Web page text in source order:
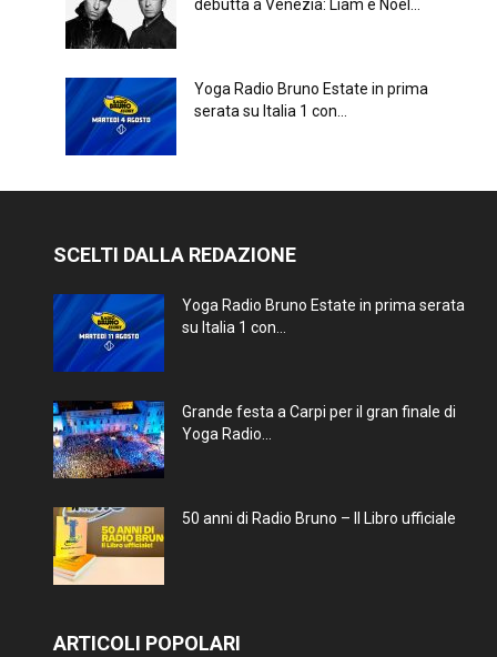
debutta a Venezia: Liam e Noel...
Yoga Radio Bruno Estate in prima
serata su Italia 1 con...
SCELTI DALLA REDAZIONE
Yoga Radio Bruno Estate in prima serata
su Italia 1 con...
Grande festa a Carpi per il gran finale di
Yoga Radio...
50 anni di Radio Bruno – Il Libro ufficiale
ARTICOLI POPOLARI